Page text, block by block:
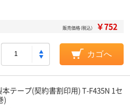
販売価格（税込） ￥752
カゴへ
本テープ(契約書割印用) T-F435N 1セ
)